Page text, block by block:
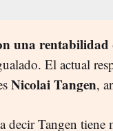
una rentabilidad
El actual
Nicolai Tangen,
decir Tangen